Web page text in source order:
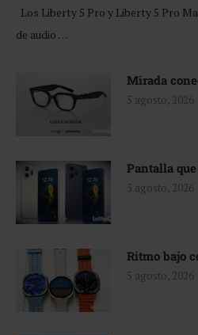
Los Liberty 5 Pro y Liberty 5 Pro
de audio …
Mirada
5 agosto, 2026
Pantalla
5 agosto, 2026
Ritmo bajo
5 agosto, 2026